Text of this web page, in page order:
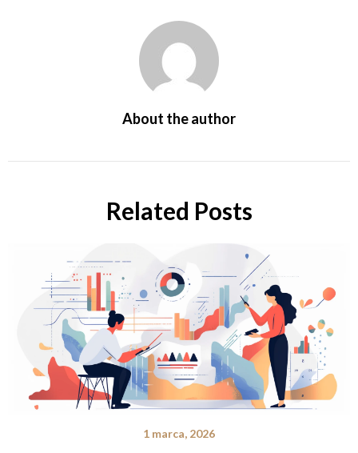
About the author
Related Posts
1 marca, 2026